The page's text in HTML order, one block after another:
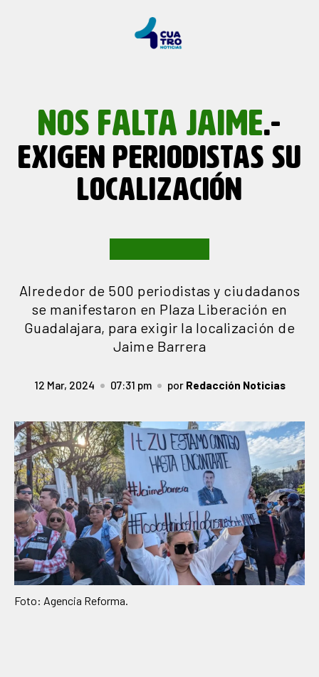
NOS FALTA JAIME.-
EXIGEN PERIODISTAS SU
LOCALIZACIÓN
Alrededor de 500 periodistas y ciudadanos
se manifestaron en Plaza Liberación en
Guadalajara, para exigir la localización de
Jaime Barrera
12 Mar, 2024 07:31 pm por Redacción Noticias
Foto: Agencia Reforma.